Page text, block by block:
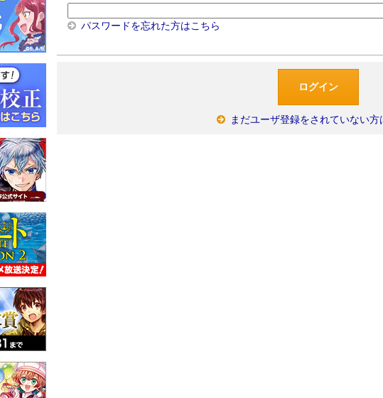
パスワードを忘れた方はこちら
まだユーザ登録をされていない方